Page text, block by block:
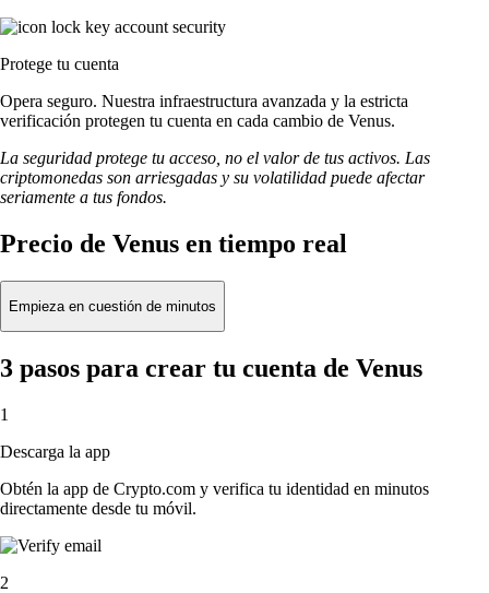
Protege tu cuenta
Opera seguro. Nuestra infraestructura avanzada y la estricta
verificación protegen tu cuenta en cada cambio de Venus.
La seguridad protege tu acceso, no el valor de tus activos. Las
criptomonedas son arriesgadas y su volatilidad puede afectar
seriamente a tus fondos.
Precio de Venus en tiempo real
Empieza en cuestión de minutos
3 pasos para crear tu cuenta de Venus
1
Descarga la app
Obtén la app de Crypto.com y verifica tu identidad en minutos
directamente desde tu móvil.
2